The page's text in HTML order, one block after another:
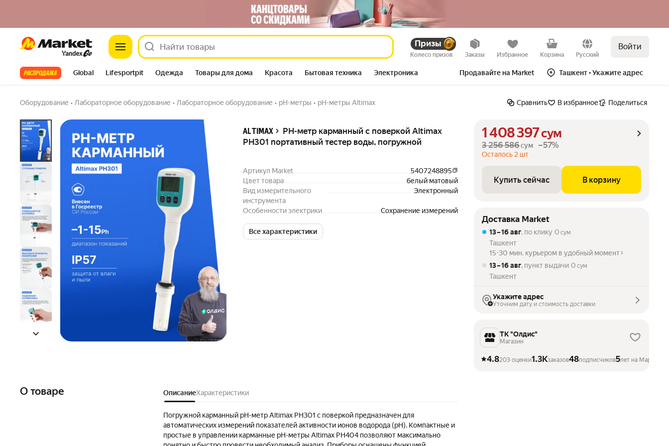
Market Призы
Колесо призов Заказы Избранное Корзина Русский
Войти
Все хиты Global Lifesportpit Одежда Товары для дома Красота Бытовая техника Электроника Продавайте на Market Ташкент• Укажите адрес
Оборудование • Лабораторное оборудование • Лабораторное оборудование • pH-метры • pH-метры Altimax Сравнить В избранное Поделиться
ALTIMAX
PH-метр карманный с поверкой Altimax
PH301 портативный тестер воды, погружной
Артикул Market
5407248895
Цвет товара
белый матовый
Вид измерительного
инструмента
Электронный
Особенности электрики Сохранение измерений
Все характеристики
1 408 397сум
3 256 586сум –57%
Осталось 2 шт
Купить сейчас В корзину
PH-метр карманный с поверкой Altimax PH301 портативный
тестер воды, погружной
3 256 586сум –57%
Купить сейчас В корзину
Доставка Market
13 – 16 авг, по клику 0 сум
Ташкент
15-30 мин. курьером в удобный момент
13 – 16 авг, пункт выдачи 0 сум
Ташкент
Укажите адрес
Уточним дату и стоимость доставки
ТК "Олдис"
Магазин
4.8203 оценки1.3Kзаказов48подписчиков5лет на Маркете
О товаре ОписаниеХарактеристики
Погружной карманный pH-метр Altimax PH301 с поверкой предназначен для
автоматических измерений показателей активности ионов водорода (рН). Компактные и
простые в управлении карманные pH-метры Altimax PH404 позволяют максимально